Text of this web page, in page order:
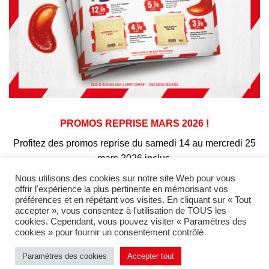
PROMOS REPRISE MARS 2026 !
Profitez des promos reprise du samedi 14 au mercredi 25
mars 2026 inclus.
Des offres exceptionnelles à ne pas rater.
VOIR LE CATALOGUE REPRISE
Nous utilisons des cookies sur notre site Web pour vous
offrir l'expérience la plus pertinente en mémorisant vos
préférences et en répétant vos visites. En cliquant sur « Tout
accepter », vous consentez à l'utilisation de TOUS les
cookies. Cependant, vous pouvez visiter « Paramètres des
cookies » pour fournir un consentement contrôlé
Paramètres des cookies Accepter tout